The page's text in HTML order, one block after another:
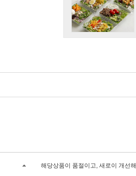
해당상품이 품절이고, 새로이 개선